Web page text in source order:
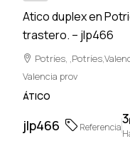
Atico duplex en
trastero. – jlp466
Potríes,
Valencia prov
ÁTICO
jlp466 Referencia
3